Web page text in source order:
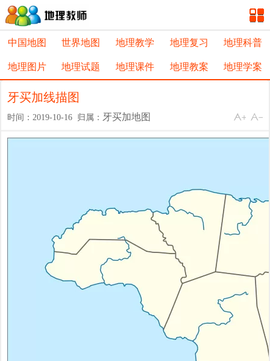
中国地图 世界地图 地理教学 地理复习 地理科普
地理图片 地理试题 地理课件 地理教案 地理学案
牙买加线描图
时间：2019-10-16 归属： 牙买加地图